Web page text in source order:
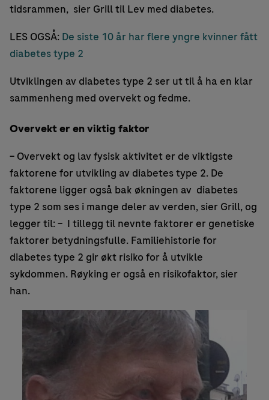
tidsrammen, sier Grill til Lev med diabetes.
LES OGSÅ: De siste 10 år har flere yngre kvinner fått
diabetes type 2
Utviklingen av diabetes type 2 ser ut til å ha en klar
sammenheng med overvekt og fedme.
Overvekt er en viktig faktor
– Overvekt og lav fysisk aktivitet er de viktigste
faktorene for utvikling av diabetes type 2. De
faktorene ligger også bak økningen av diabetes
type 2 som ses i mange deler av verden, sier Grill, og
legger til: – I tillegg til nevnte faktorer er genetiske
faktorer betydningsfulle. Familiehistorie for
diabetes type 2 gir økt risiko for å utvikle
sykdommen. Røyking er også en risikofaktor, sier
han.